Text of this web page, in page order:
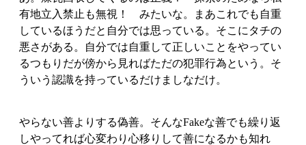
有地立入禁止も無視！ みたいな。まあこれでも自重
しているほうだと自分では思っている。そこにタチの
悪さがある。自分では自重して正しいことをやってい
るつもりだが傍から見ればただの犯罪行為という。そ
ういう認識を持っているだけましなだけ。
やらない善よりする偽善。そんなFakeな善でも繰り返
しやってれば心変わり心移りして善になるかも知れ